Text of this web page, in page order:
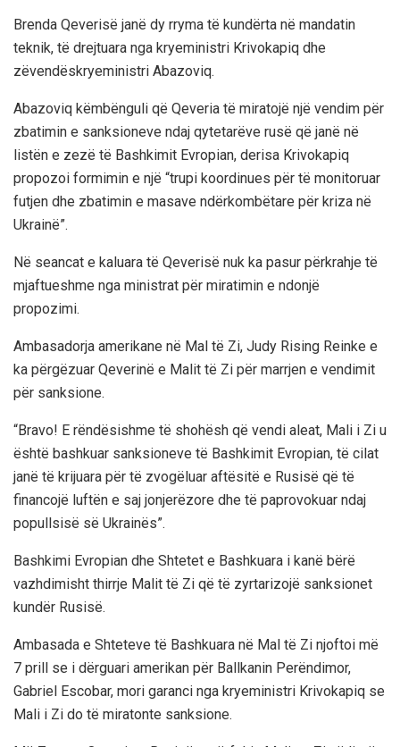
Brenda Qeverisë janë dy rryma të kundërta në mandatin
teknik, të drejtuara nga kryeministri Krivokapiq dhe
zëvendëskryeministri Abazoviq.
Abazoviq këmbënguli që Qeveria të miratojë një vendim për
zbatimin e sanksioneve ndaj qytetarëve rusë që janë në
listën e zezë të Bashkimit Evropian, derisa Krivokapiq
propozoi formimin e një “trupi koordinues për të monitoruar
futjen dhe zbatimin e masave ndërkombëtare për kriza në
Ukrainë”.
Në seancat e kaluara të Qeverisë nuk ka pasur përkrahje të
mjaftueshme nga ministrat për miratimin e ndonjë
propozimi.
Ambasadorja amerikane në Mal të Zi, Judy Rising Reinke e
ka përgëzuar Qeverinë e Malit të Zi për marrjen e vendimit
për sanksione.
“Bravo! E rëndësishme të shohësh që vendi aleat, Mali i Zi u
është bashkuar sanksioneve të Bashkimit Evropian, të cilat
janë të krijuara për të zvogëluar aftësitë e Rusisë që të
financojë luftën e saj jonjerëzore dhe të paprovokuar ndaj
popullsisë së Ukrainës”.
Bashkimi Evropian dhe Shtetet e Bashkuara i kanë bërë
vazhdimisht thirrje Malit të Zi që të zyrtarizojë sanksionet
kundër Rusisë.
Ambasada e Shteteve të Bashkuara në Mal të Zi njoftoi më
7 prill se i dërguari amerikan për Ballkanin Perëndimor,
Gabriel Escobar, mori garanci nga kryeministri Krivokapiq se
Mali i Zi do të miratonte sanksione.